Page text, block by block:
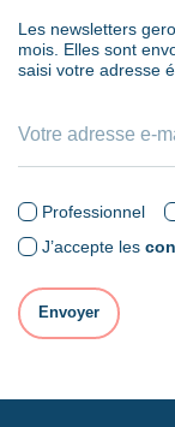
Les newsletters
mois. Elles sont
saisi votre adresse
Professionnel
J’accepte les